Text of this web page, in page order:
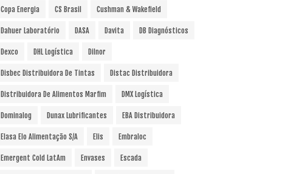
Copa Energia CS Brasil Cushman & Wakefield
Dahuer Laboratório DASA Davita DB Diagnósticos
Dexco DHL Logística Dilnor
Disbec Distribuidora De Tintas Distac Distribuidora
Distribuidora De Alimentos Marfim DMX Logística
Dominalog Dunax Lubrificantes EBA Distribuidora
Elasa Elo Alimentação S/A Elis Embraloc
Emergent Cold LatAm Envases Escada